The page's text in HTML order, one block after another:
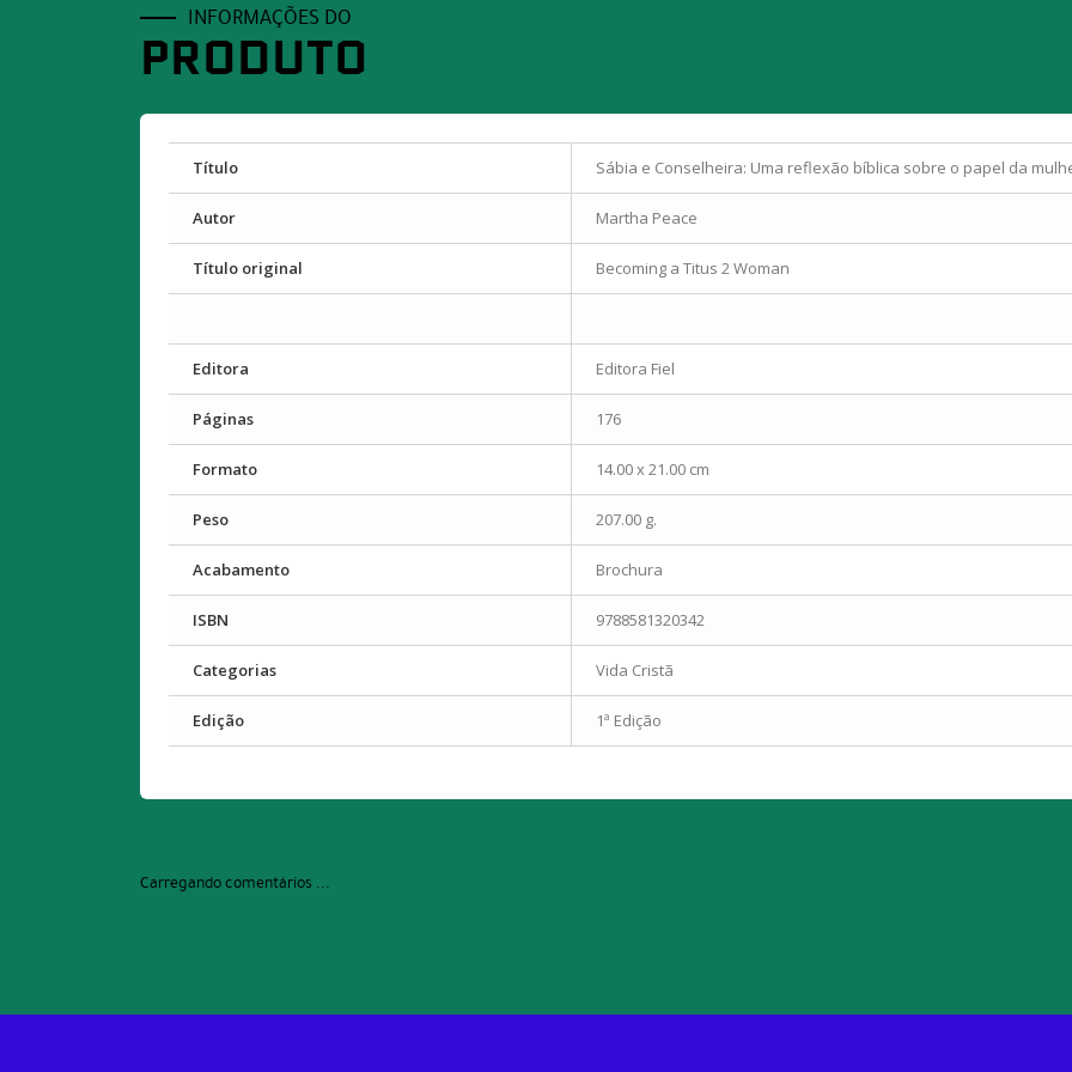
INFORMAÇÕES DO
PRODUTO
Título Sábia e Conselheira: Uma reflexão bíblica sobre o papel da
Autor Martha Peace
Título original Becoming a Titus 2 Woman
Editora Editora Fiel
Páginas 176
Formato 14.00 x 21.00 cm
Peso 207.00 g.
Acabamento Brochura
ISBN 9788581320342
Categorias Vida Cristã
Edição 1ª Edição
Carregando comentários ...